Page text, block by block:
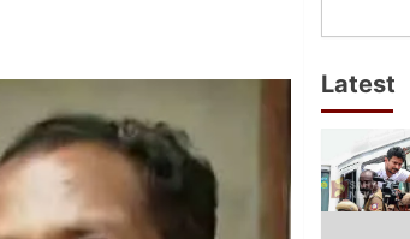
Latest